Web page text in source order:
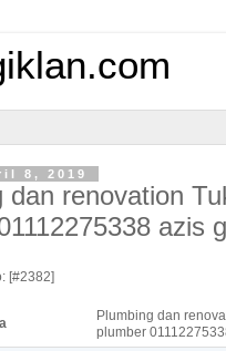
8, 2019
dan renovation
azis
[#2382]
Plumbing dan
plumber